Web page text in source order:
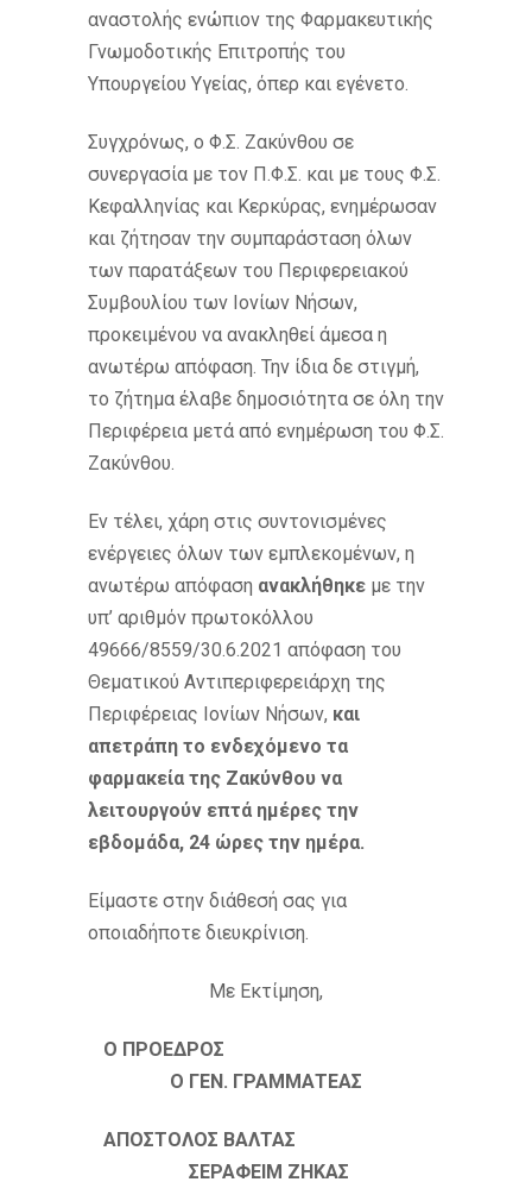
αναστολής ενώπιον της Φαρμακευτικής
Γνωμοδοτικής Επιτροπής του
Υπουργείου Υγείας, όπερ και εγένετο.
Συγχρόνως, ο Φ.Σ. Ζακύνθου σε
συνεργασία με τον Π.Φ.Σ. και με τους Φ.Σ.
Κεφαλληνίας και Κερκύρας, ενημέρωσαν
και ζήτησαν την συμπαράσταση όλων
των παρατάξεων του Περιφερειακού
Συμβουλίου των Ιονίων Νήσων,
προκειμένου να ανακληθεί άμεσα η
ανωτέρω απόφαση. Την ίδια δε στιγμή,
το ζήτημα έλαβε δημοσιότητα σε όλη την
Περιφέρεια μετά από ενημέρωση του Φ.Σ.
Ζακύνθου.
Εν τέλει, χάρη στις συντονισμένες
ενέργειες όλων των εμπλεκομένων, η
ανωτέρω απόφαση ανακλήθηκε με την
υπ’ αριθμόν πρωτοκόλλου
49666/8559/30.6.2021 απόφαση του
Θεματικού Αντιπεριφερειάρχη της
Περιφέρειας Ιονίων Νήσων, και
απετράπη το ενδεχόμενο τα
φαρμακεία της Ζακύνθου να
λειτουργούν επτά ημέρες την
εβδομάδα, 24 ώρες την ημέρα.
Είμαστε στην διάθεσή σας για
οποιαδήποτε διευκρίνιση.
Με Εκτίμηση,
Ο ΠΡΟΕΔΡΟΣ
Ο ΓΕΝ. ΓΡΑΜΜΑΤΕΑΣ
ΑΠΟΣΤΟΛΟΣ ΒΑΛΤΑΣ
ΣΕΡΑΦΕΙΜ ΖΗΚΑΣ